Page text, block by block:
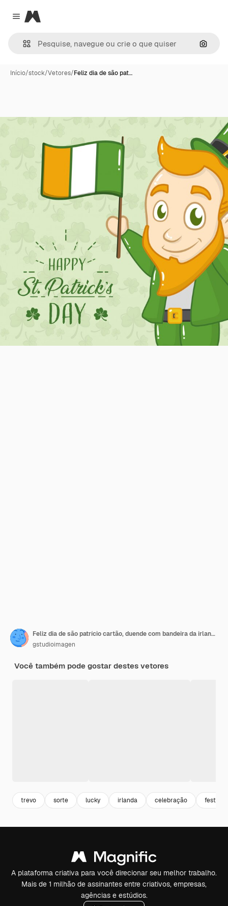
Close menu
Magnific
Início/stock/Vetores/Feliz dia de são pat…
Feliz dia de são patrício cartão, duende com bandeira da irlanda
gstudioimagen
Você também pode gostar destes vetores
trevo sorte lucky irlanda celebração festa
A plataforma criativa para você direcionar seu melhor trabalho.
Mais de 1 milhão de assinantes entre criativos, empresas,
agências e estúdios.